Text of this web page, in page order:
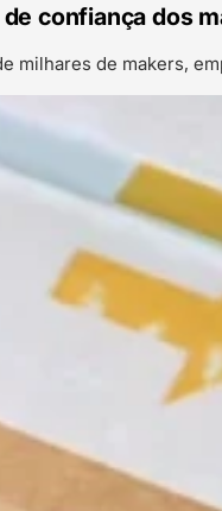
confiança dos
milhares de makers,